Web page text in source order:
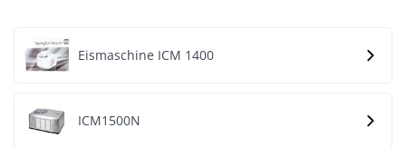
Eismaschine ICM 1400
ICM1500N